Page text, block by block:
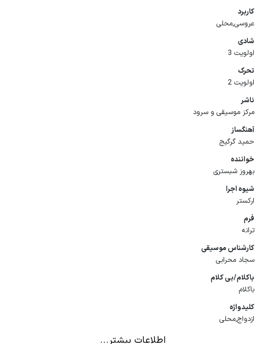
کاربرد
عروسی,محلی
شادی
اولویت 3
تحرک
اولویت 2
ناشر
مرکز موسیقی و سرود
آهنگساز
حمید گرگیج
خواننده
بهروز شبستری
شیوه اجرا
ارکستر
فرم
ترانه
كارشناس موسیقی
سجاد محرابی
باكلام/بی كلام
باکلام
كلیدواژه
ازدواج,محلی
اطلاعات بیشتر...